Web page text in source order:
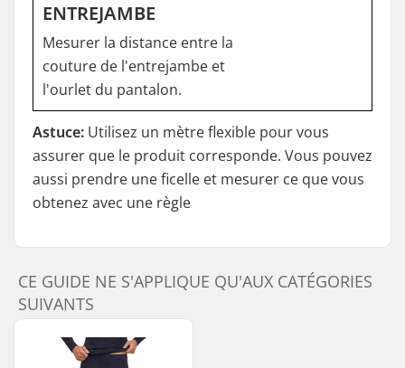
ENTREJAMBE
Mesurer la distance entre la
couture de l'entrejambe et
l'ourlet du pantalon.
Astuce: Utilisez un mètre flexible pour vous
assurer que le produit corresponde. Vous pouvez
aussi prendre une ficelle et mesurer ce que vous
obtenez avec une règle
CE GUIDE NE S'APPLIQUE QU'AUX CATÉGORIES
SUIVANTS